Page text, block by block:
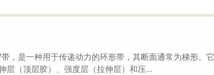
，是一种用于传递动力的环形带，其断面通常为梯形。
层（顶层胶）、强度层（拉伸层）和压...